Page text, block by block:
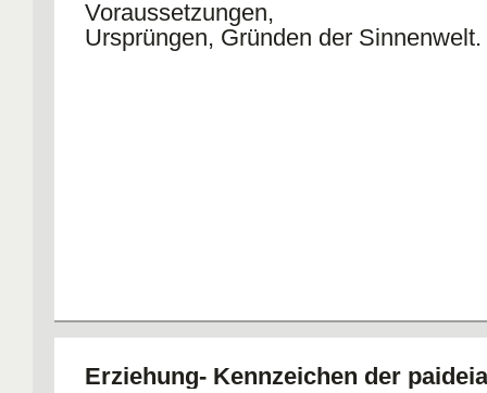
Voraussetzungen,
Ursprüngen, Gründen der Sinnenwelt.
Erziehung- Kennzeichen der paideia